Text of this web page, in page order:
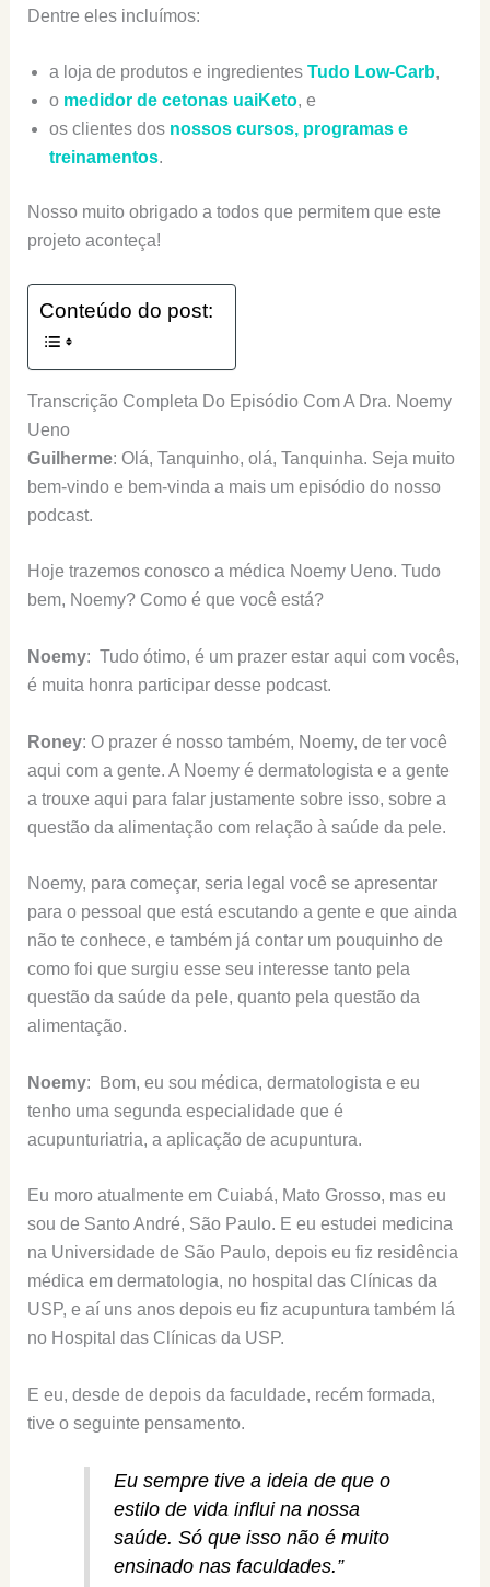
Dentre eles incluímos:
a loja de produtos e ingredientes Tudo Low-Carb,
o medidor de cetonas uaiKeto, e
os clientes dos nossos cursos, programas e
treinamentos.
Nosso muito obrigado a todos que permitem que este
projeto aconteça!
Conteúdo do post:
Transcrição Completa Do Episódio Com A Dra. Noemy
Ueno
Guilherme: Olá, Tanquinho, olá, Tanquinha. Seja muito
bem-vindo e bem-vinda a mais um episódio do nosso
podcast.
Hoje trazemos conosco a médica Noemy Ueno. Tudo
bem, Noemy? Como é que você está?
Noemy: Tudo ótimo, é um prazer estar aqui com vocês,
é muita honra participar desse podcast.
Roney: O prazer é nosso também, Noemy, de ter você
aqui com a gente. A Noemy é dermatologista e a gente
a trouxe aqui para falar justamente sobre isso, sobre a
questão da alimentação com relação à saúde da pele.
Noemy, para começar, seria legal você se apresentar
para o pessoal que está escutando a gente e que ainda
não te conhece, e também já contar um pouquinho de
como foi que surgiu esse seu interesse tanto pela
questão da saúde da pele, quanto pela questão da
alimentação.
Noemy: Bom, eu sou médica, dermatologista e eu
tenho uma segunda especialidade que é
acupunturiatria, a aplicação de acupuntura.
Eu moro atualmente em Cuiabá, Mato Grosso, mas eu
sou de Santo André, São Paulo. E eu estudei medicina
na Universidade de São Paulo, depois eu fiz residência
médica em dermatologia, no hospital das Clínicas da
USP, e aí uns anos depois eu fiz acupuntura também lá
no Hospital das Clínicas da USP.
E eu, desde de depois da faculdade, recém formada,
tive o seguinte pensamento.
Eu sempre tive a ideia de que o
estilo de vida influi na nossa
saúde. Só que isso não é muito
ensinado nas faculdades.”